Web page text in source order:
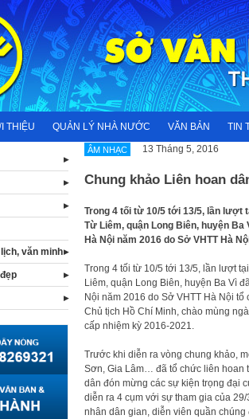
THIỆU QUẢN LÝ NHÀ NƯỚC VĂN BẢN TIN
ÂM NHẠC 13 Tháng 5, 2016
Chung khảo Liên hoan
Trong 4 tối từ 10/5 tới 13/5, lần lượt
Từ Liêm, quận Long Biên, huyện Ba
Hà Nội năm 2016 do Sở VHTT Hà
Trong 4 tối từ 10/5 tới 13/5, lần lượt
Liêm, quận Long Biên, huyện Ba Vì
Nội năm 2016 do Sở VHTT Hà Nội
Chủ tịch Hồ Chí Minh, chào mùng
cấp nhiệm kỳ 2016-2021.
Trước khi diễn ra vòng chung khảo,
Sơn, Gia Lâm… đã tổ chức liên hoan
dân đón mừng các sự kiện trọng đại
diễn ra 4 cụm với sự tham gia của
nhân dân gian, diễn viên quần
văn minh